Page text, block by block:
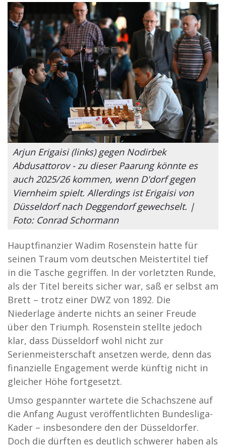
Arjun Erigaisi (links) gegen Nodirbek
Abdusattorov - zu dieser Paarung könnte es
auch 2025/26 kommen, wenn D'dorf gegen
Viernheim spielt. Allerdings ist Erigaisi von
Düsseldorf nach Deggendorf gewechselt. |
Foto: Conrad Schormann
Hauptfinanzier Wadim Rosenstein hatte für
seinen Traum vom deutschen Meistertitel tief
in die Tasche gegriffen. In der vorletzten Runde,
als der Titel bereits sicher war, saß er selbst am
Brett – trotz einer DWZ von 1892. Die
Niederlage änderte nichts an seiner Freude
über den Triumph. Rosenstein stellte jedoch
klar, dass Düsseldorf wohl nicht zur
Serienmeisterschaft ansetzen werde, denn das
finanzielle Engagement werde künftig nicht in
gleicher Höhe fortgesetzt.
Umso gespannter wartete die Schachszene auf
die Anfang August veröffentlichten Bundesliga-
Kader – insbesondere den der Düsseldorfer.
Doch die dürften es deutlich schwerer haben als